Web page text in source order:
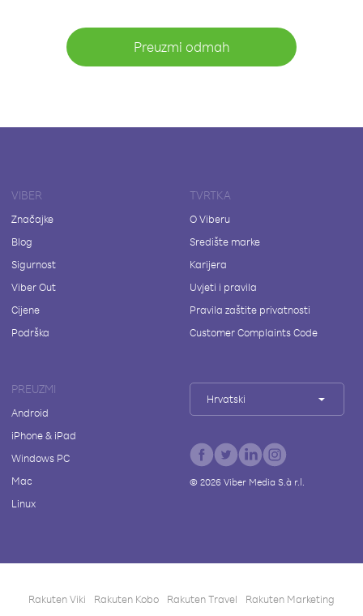
Preuzmi odmah
VIBER
Značajke
Blog
Sigurnost
Viber Out
Cijene
Podrška
TVRTKA
O Viberu
Središte marke
Karijera
Uvjeti i pravila
Pravila zaštite privatnosti
Customer Complaints Code
PREUZMI
Android
iPhone & iPad
Windows PC
Mac
Linux
Hrvatski
© 2026Viber Media S.à r.l.
Rakuten Viki Rakuten Kobo Rakuten Travel Rakuten Marketing